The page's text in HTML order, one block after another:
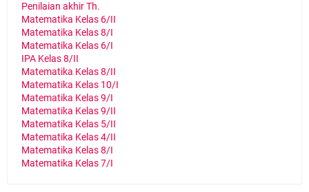
Penilaian akhir Th.
Matematika Kelas 6/II
Matematika Kelas 8/I
Matematika Kelas 6/I
IPA Kelas 8/II
Matematika Kelas 8/II
Matematika Kelas 10/I
Matematika Kelas 9/I
Matematika Kelas 9/II
Matematika Kelas 5/II
Matematika Kelas 4/II
Matematika Kelas 8/I
Matematika Kelas 7/I